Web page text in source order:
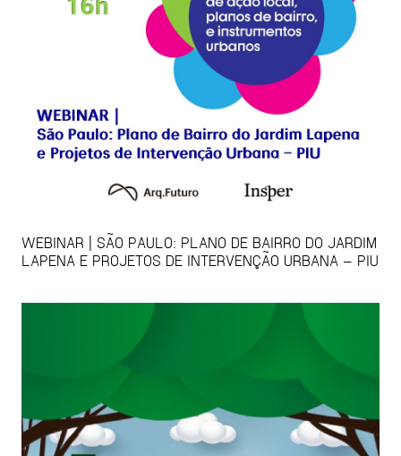
WEBINAR | SÃO PAULO: PLANO DE BAIRRO DO JARDIM
LAPENA E PROJETOS DE INTERVENÇÃO URBANA – PIU